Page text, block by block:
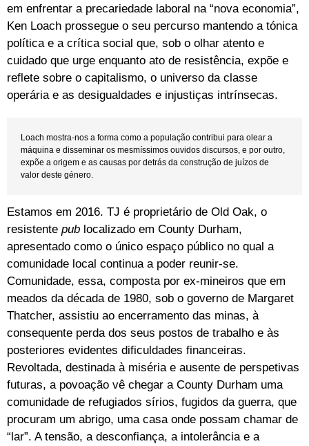
em enfrentar a precariedade laboral na “nova economia”,
Ken Loach prossegue o seu percurso mantendo a tónica
política e a crítica social que, sob o olhar atento e
cuidado que urge enquanto ato de resistência, expõe e
reflete sobre o capitalismo, o universo da classe
operária e as desigualdades e injustiças intrínsecas.
Loach mostra-nos a forma como a população contribui para olear a
máquina e disseminar os mesmíssimos ouvidos discursos, e por outro,
expõe a origem e as causas por detrás da construção de juízos de
valor deste género.
Estamos em 2016. TJ é proprietário de Old Oak, o
resistente pub localizado em County Durham,
apresentado como o único espaço público no qual a
comunidade local continua a poder reunir-se.
Comunidade, essa, composta por ex-mineiros que em
meados da década de 1980, sob o governo de Margaret
Thatcher, assistiu ao encerramento das minas, à
consequente perda dos seus postos de trabalho e às
posteriores evidentes dificuldades financeiras.
Revoltada, destinada à miséria e ausente de perspetivas
futuras, a povoação vê chegar a County Durham uma
comunidade de refugiados sírios, fugidos da guerra, que
procuram um abrigo, uma casa onde possam chamar de
“lar”. A tensão, a desconfiança, a intolerância e a